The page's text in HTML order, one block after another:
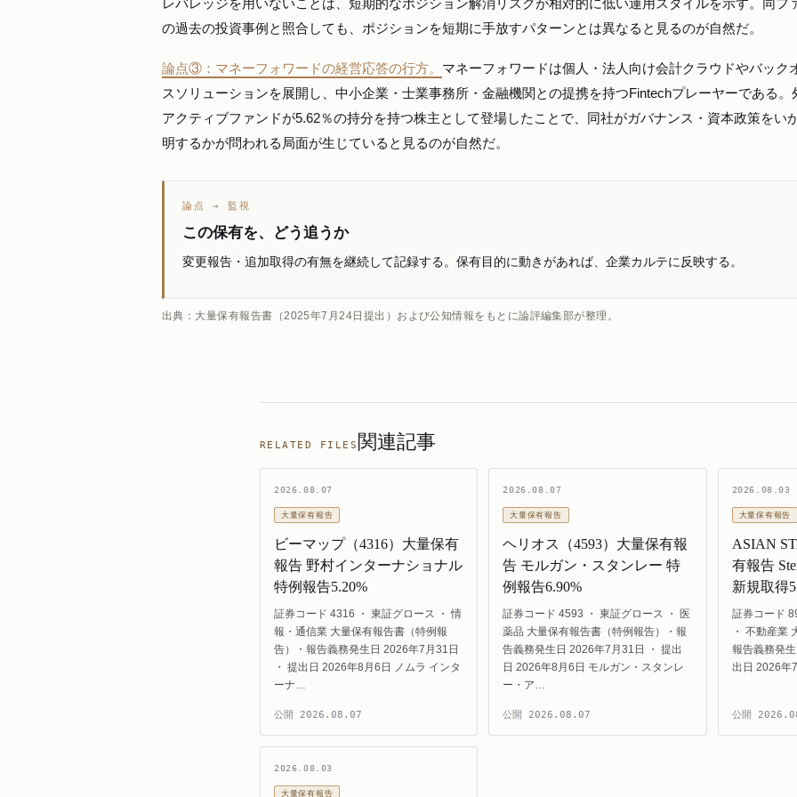
レバレッジを用いないことは、短期的なポジション解消リスクが相対的に低い運用スタイルを示す。同フ
の過去の投資事例と照合しても、ポジションを短期に手放すパターンとは異なると見るのが自然だ。
論点③：マネーフォワードの経営応答の行方。 マネーフォワードは個人・法人向け会計クラウドやバック
スソリューションを展開し、中小企業・士業事務所・金融機関との提携を持つFintechプレーヤーである。
アクティブファンドが5.62％の持分を持つ株主として登場したことで、同社がガバナンス・資本政策をい
明するかが問われる局面が生じていると見るのが自然だ。
論点 → 監視
この保有を、どう追うか
変更報告・追加取得の有無を継続して記録する。保有目的に動きがあれば、企業カルテに反映する。
出典：大量保有報告書（2025年7月24日提出）および公知情報をもとに論評編集部が整理。
RELATED FILES 関連記事
2026.08.07
大量保有報告
ビーマップ（4316）大量保有
報告 野村インターナショナル
特例報告5.20%
証券コード 4316 ・ 東証グロース ・ 情
報・通信業 大量保有報告書（特例報
告）・報告義務発生日 2026年7月31日
・ 提出日 2026年8月6日 ノムラ インタ
ーナ…
公開 2026.08.07
2026.08.07
大量保有報告
ヘリオス（4593）大量保有報
告 モルガン・スタンレー 特
例報告6.90%
証券コード 4593 ・ 東証グロース ・ 医
薬品 大量保有報告書（特例報告）・報
告義務発生日 2026年7月31日 ・ 提出
日 2026年8月6日 モルガン・スタンレ
ー・ア…
公開 2026.08.07
2026.08.03
大量保有報告
ASIAN
有報告
新規取得
証券コード
・ 不動産業
報告義務発
出日 2026年
公開
2026.08.03
大量保有報告